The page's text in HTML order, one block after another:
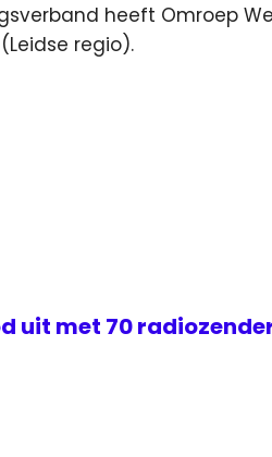
heeft Omroep
regio).
uit met 70